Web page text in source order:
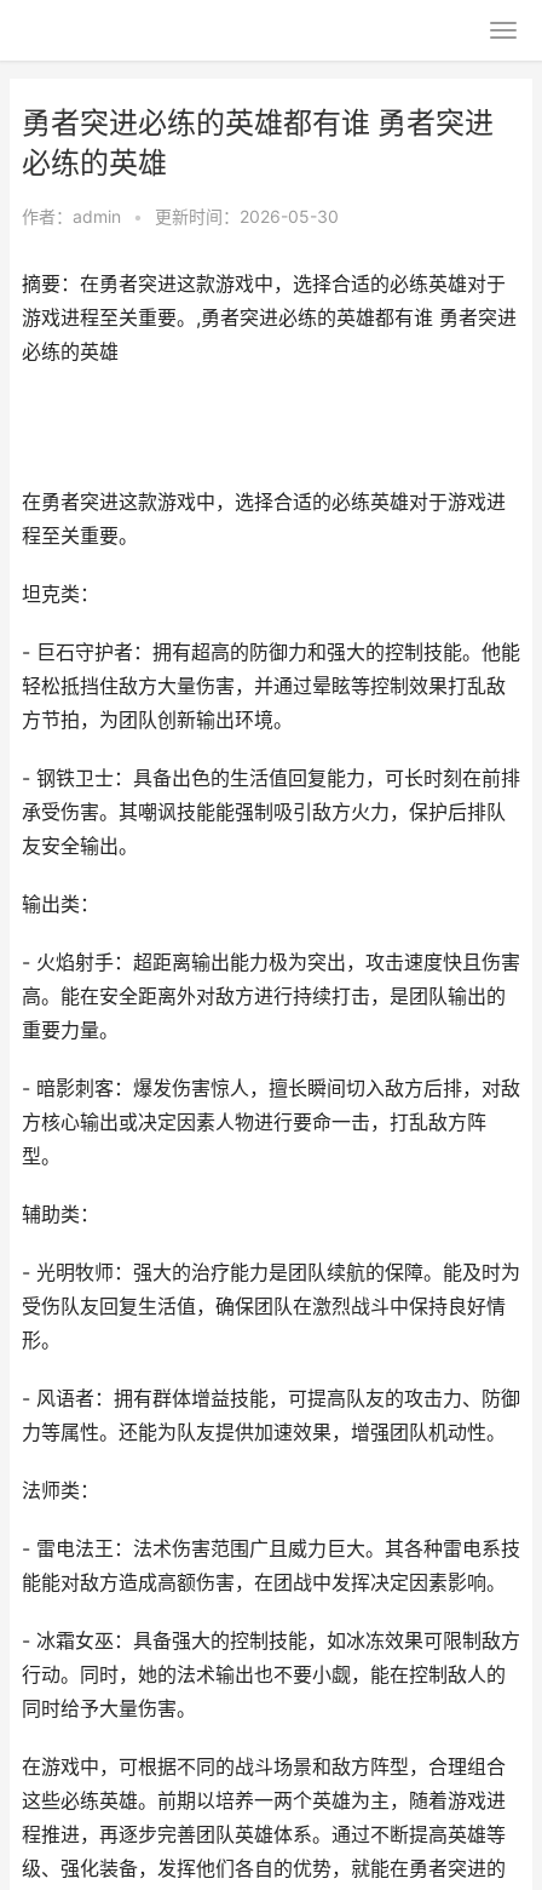
勇者突进必练的英雄都有谁 勇者突进
必练的英雄
作者： admin • 更新时间：2026-05-30
摘要：在勇者突进这款游戏中，选择合适的必练英雄对于
游戏进程至关重要。,勇者突进必练的英雄都有谁 勇者突进
必练的英雄
在勇者突进这款游戏中，选择合适的必练英雄对于游戏进
程至关重要。
坦克类：
- 巨石守护者：拥有超高的防御力和强大的控制技能。他能
轻松抵挡住敌方大量伤害，并通过晕眩等控制效果打乱敌
方节拍，为团队创新输出环境。
- 钢铁卫士：具备出色的生活值回复能力，可长时刻在前排
承受伤害。其嘲讽技能能强制吸引敌方火力，保护后排队
友安全输出。
输出类：
- 火焰射手：超距离输出能力极为突出，攻击速度快且伤害
高。能在安全距离外对敌方进行持续打击，是团队输出的
重要力量。
- 暗影刺客：爆发伤害惊人，擅长瞬间切入敌方后排，对敌
方核心输出或决定因素人物进行要命一击，打乱敌方阵
型。
辅助类：
- 光明牧师：强大的治疗能力是团队续航的保障。能及时为
受伤队友回复生活值，确保团队在激烈战斗中保持良好情
形。
- 风语者：拥有群体增益技能，可提高队友的攻击力、防御
力等属性。还能为队友提供加速效果，增强团队机动性。
法师类：
- 雷电法王：法术伤害范围广且威力巨大。其各种雷电系技
能能对敌方造成高额伤害，在团战中发挥决定因素影响。
- 冰霜女巫：具备强大的控制技能，如冰冻效果可限制敌方
行动。同时，她的法术输出也不要小觑，能在控制敌人的
同时给予大量伤害。
在游戏中，可根据不同的战斗场景和敌方阵型，合理组合
这些必练英雄。前期以培养一两个英雄为主，随着游戏进
程推进，再逐步完善团队英雄体系。通过不断提高英雄等
级、强化装备，发挥他们各自的优势，就能在勇者突进的